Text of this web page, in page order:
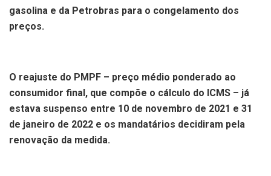
gasolina e da Petrobras para o congelamento dos
preços.
O reajuste do PMPF – preço médio ponderado ao
consumidor final, que compõe o cálculo do ICMS – já
estava suspenso entre 10 de novembro de 2021 e 31
de janeiro de 2022 e os mandatários decidiram pela
renovação da medida.